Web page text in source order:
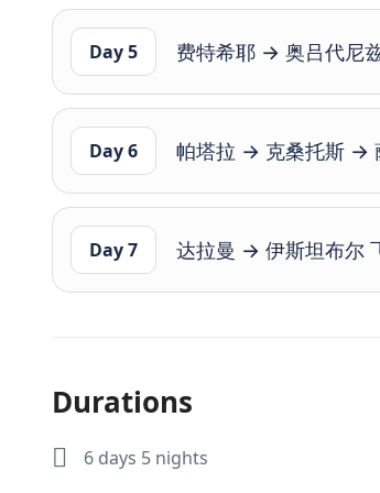
Day 5 费特希耶 → 奥吕代尼
Day 6 帕塔拉 → 克桑托斯 →
Day 7 达拉曼 → 伊斯坦布尔
Durations
6 days 5 nights